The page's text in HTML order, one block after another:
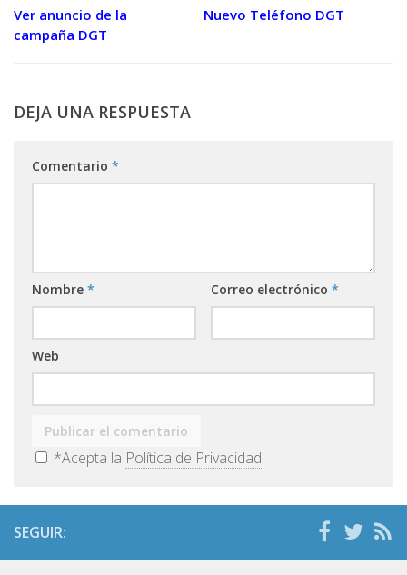
Ver anuncio de la
campaña DGT
Nuevo Teléfono DGT
DEJA UNA RESPUESTA
Comentario *
Nombre * Correo electrónico *
Web
*Acepta la Política de Privacidad
SEGUIR: